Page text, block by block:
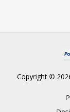
Copyright ©